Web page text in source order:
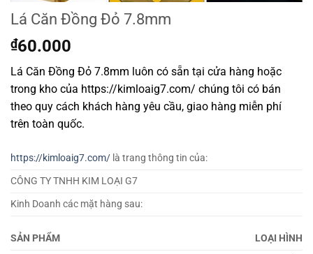
Lá Căn Đồng Đỏ 7.8mm
₫60.000
Lá Căn Đồng Đỏ 7.8mm luôn có sẵn tại cửa hàng hoặc
trong kho của https://kimloaig7.com/ chúng tôi có bán
theo quy cách khách hàng yêu cầu, giao hàng miễn phí
trên toàn quốc.
https://kimloaig7.com/ là trang thông tin của:
CÔNG TY TNHH KIM LOẠI G7
Kinh Doanh các mặt hàng sau:
SẢN PHẨM
LOẠI HÌNH